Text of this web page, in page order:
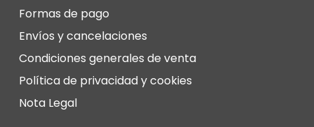
Formas de pago
Envíos y cancelaciones
Condiciones generales de venta
Política de privacidad ycookies
Nota Legal